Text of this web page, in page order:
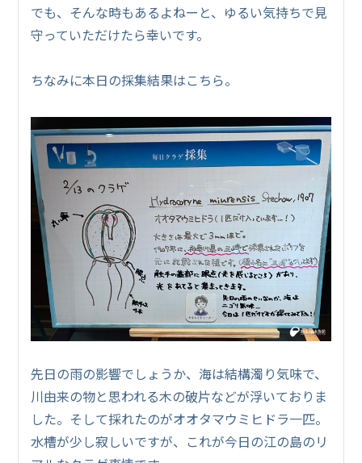
でも、そんな時もあるよねーと、ゆるい気持ちで見
守っていただけたら幸いです。
ちなみに本日の採集結果はこちら。
先日の雨の影響でしょうか、海は結構濁り気味で、
川由来の物と思われる木の破片などが浮いておりま
した。そして採れたのがオオタマウミヒドラ一匹。
水槽が少し寂しいですが、これが今日の江の島のリ